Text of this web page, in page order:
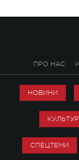
ПРО НАС
НОВИНИ
СПЕЦТЕМИ